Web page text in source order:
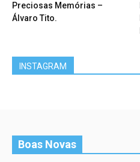
Preciosas Memórias –
Álvaro Tito.
INSTAGRAM
Boas Novas